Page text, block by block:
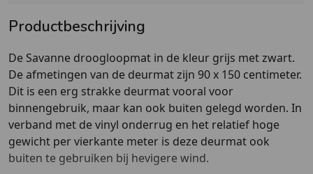
Productbeschrijving
De Savanne droogloopmat in de kleur grijs met zwart.
De afmetingen van de deurmat zijn 90 x 150 centimeter.
Dit is een erg strakke deurmat vooral voor
binnengebruik, maar kan ook buiten gelegd worden. In
verband met de vinyl onderrug en het relatief hoge
gewicht per vierkante meter is deze deurmat ook
buiten te gebruiken bij hevigere wind.